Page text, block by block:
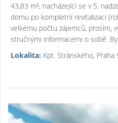
43,83 m², nacházející se v 5.
domu po kompletní revitalizaci
velkému počtu zájemců, prosím,
stručnými informacemi o sobě.
Lokalita: Kpt. Stránského,